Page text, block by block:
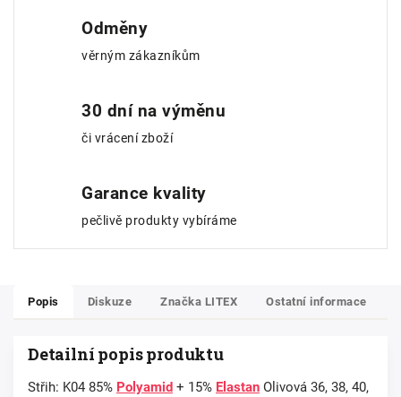
Odměny
věrným zákazníkům
30 dní na výměnu
či vrácení zboží
Garance kvality
pečlivě produkty vybíráme
Popis Diskuze Značka LITEX Ostatní informace
Detailní popis produktu
Střih: K04 85% Polyamid + 15% Elastan Olivová 36, 38, 40,